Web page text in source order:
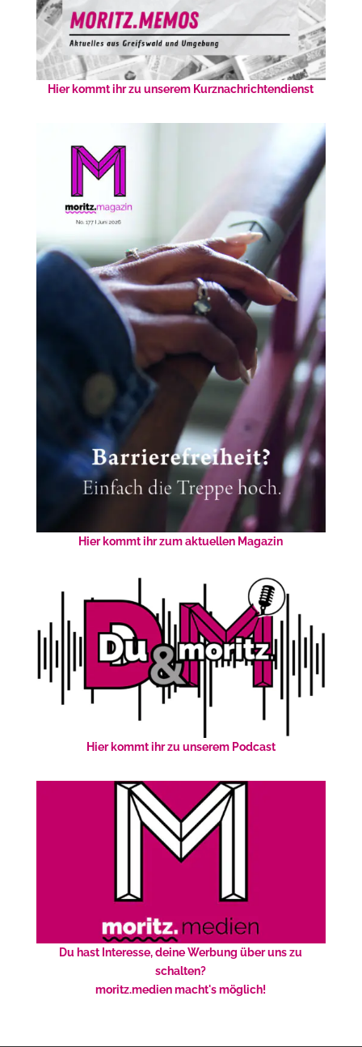
Hier kommt ihr zu unserem Kurznachrichtendienst
Hier kommt ihr zum aktuellen Magazin
Hier kommt ihr zu unserem Podcast
Du hast Interesse, deine Werbung über uns zu
schalten?
moritz.medien macht's möglich!